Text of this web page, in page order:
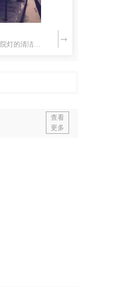
下面是关于四川庭院灯的清洁方法介绍，一起来了解一下吧。1、景观庭院灯饰一般较为多尘，清洁时用湿抹布去擦拭即可，动作保持同一方向，不要来回搓抹，力度要适中，尤其对待吊灯、壁灯要轻柔。2、清洁灯饰内部，清...
查看
更多